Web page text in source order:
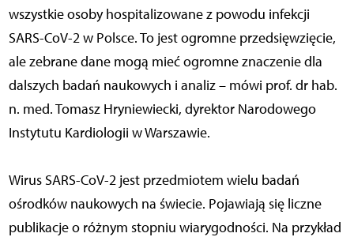
wszystkie osoby hospitalizowane z powodu infekcji
SARS-CoV-2 w Polsce. To jest ogromne przedsięwzięcie,
ale zebrane dane mogą mieć ogromne znaczenie dla
dalszych badań naukowych i analiz – mówi prof. dr hab.
n. med. Tomasz Hryniewiecki, dyrektor Narodowego
Instytutu Kardiologii w Warszawie.
Wirus SARS-CoV-2 jest przedmiotem wielu badań
ośrodków naukowych na świecie. Pojawiają się liczne
publikacje o różnym stopniu wiarygodności. Na przykład